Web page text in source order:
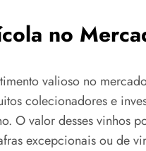
no
valioso no
colecionadores e
O valor desses vinhos
excepcionais ou de